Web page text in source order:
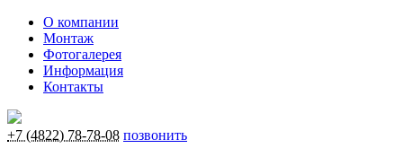
О компании
Монтаж
Фотогалерея
Информация
Контакты
+7 (4822) 78-78-08 позвонить